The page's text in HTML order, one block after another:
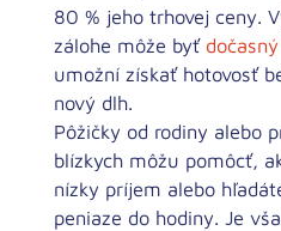
80 % jeho trhovej ceny.
zálohe môže byť
umožní získať hotovosť
nový dlh.
Pôžičky od rodiny alebo
blízkych môžu pomôcť,
nízky príjem alebo
peniaze do hodiny. Je